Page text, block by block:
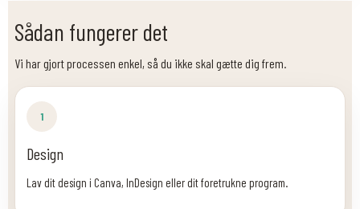
Sådan fungerer det
Vi har gjort processen enkel, så du ikke skal gætte dig frem.
1
Design
Lav dit design i Canva, InDesign eller dit foretrukne program.